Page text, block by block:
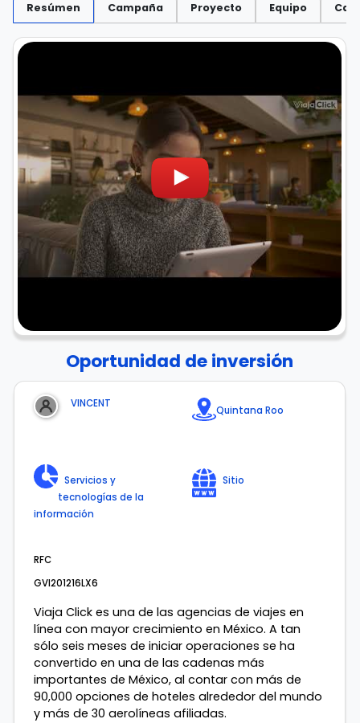
Resúmen Campaña Proyecto Equipo
Oportunidad de inversión
VINCENT
Quintana Roo
Servicios y
tecnologías de la
información
Sitio
RFC
GVI201216LX6
Viaja Click es una de las agencias de viajes en
línea con mayor crecimiento en México. A tan
sólo seis meses de iniciar operaciones se ha
convertido en una de las cadenas más
importantes de México, al contar con más de
90,000 opciones de hoteles alrededor del mundo
y más de 30 aerolíneas afiliadas.